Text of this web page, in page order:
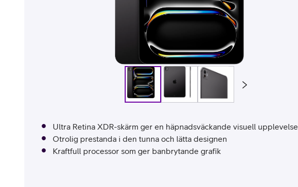
4G/5G Surfplattor
Ultra Retina XDR-skärm ger en häpnadsväckande visuell upplevelse
Otrolig prestanda i den tunna och lätta designen
Kraftfull processor som ger banbrytande grafik